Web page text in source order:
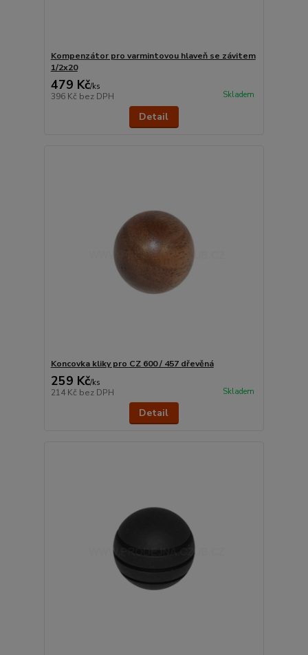
Kompenzátor pro varmintovou hlaveň se závitem
1/2x20
479 Kč/ks
396 Kč bez DPH Skladem
Detail
Koncovka kliky pro CZ 600 / 457 dřevěná
259 Kč/ks
214 Kč bez DPH Skladem
Detail